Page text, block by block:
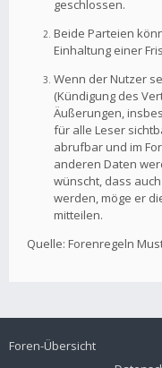
geschlossen.
Beide Parteien
Einhaltung einer
Wenn der Nutzer
(Kündigung des
Äußerungen,
für alle Leser
abrufbar und im
anderen Daten
wünscht, dass
werden, möge er
mitteilen.
Quelle: Forenregeln
Foren-Übersicht